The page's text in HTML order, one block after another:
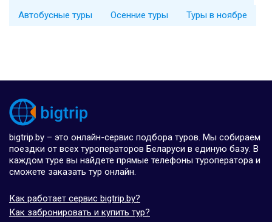
Автобусные туры
Осенние туры Туры в ноябре
bigtrip.by – это онлайн-сервис подбора туров. Мы собираем
поездки от всех туроператоров Беларуси в единую базу. В
каждом туре вы найдете прямые телефоны туроператора и
сможете заказать тур онлайн.
Как работает сервис bigtrip.by?
Как забронировать и купить тур?